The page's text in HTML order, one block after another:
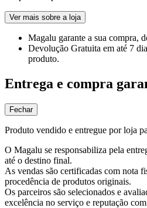
Ver mais sobre a loja
Magalu garante a sua compra,
Devolução Gratuita em até 7
produto.
Entrega e compra
Fechar
Produto vendido e entregue por loja
O Magalu se responsabiliza pela
até o destino final.
As vendas são certificadas com nota
procedência de produtos originais.
Os parceiros são selecionados e
excelência no serviço e reputação